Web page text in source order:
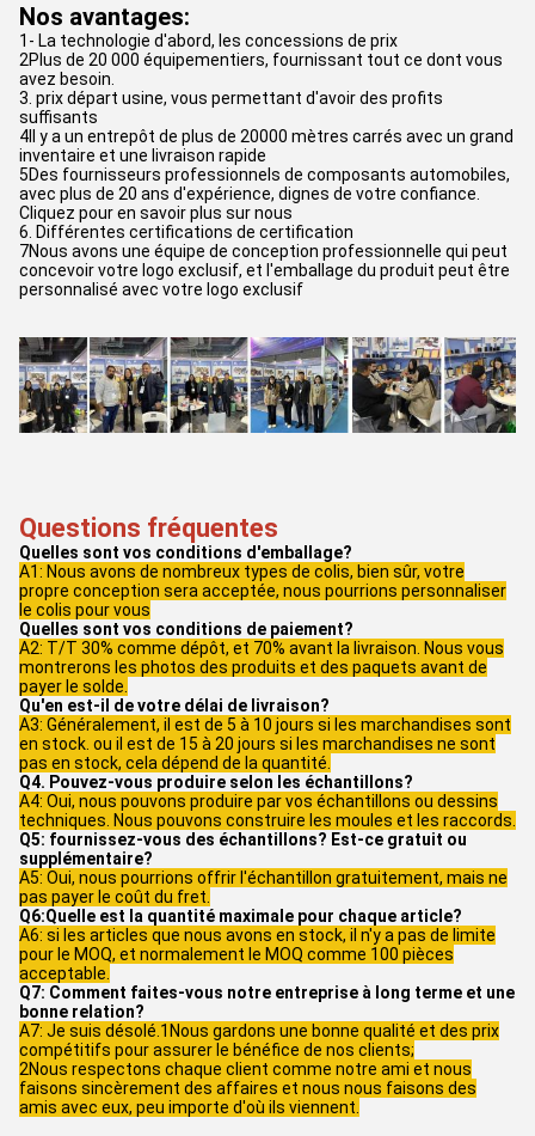
Nos avantages:
1- La technologie d'abord, les concessions de prix
2Plus de 20 000 équipementiers, fournissant tout ce dont vous
avez besoin.
3. prix départ usine, vous permettant d'avoir des profits
suffisants
4Il y a un entrepôt de plus de 20000 mètres carrés avec un grand
inventaire et une livraison rapide
5Des fournisseurs professionnels de composants automobiles,
avec plus de 20 ans d'expérience, dignes de votre confiance.
Cliquez pour en savoir plus sur nous
6. Différentes certifications de certification
7Nous avons une équipe de conception professionnelle qui peut
concevoir votre logo exclusif, et l'emballage du produit peut être
personnalisé avec votre logo exclusif
Questions fréquentes
Quelles sont vos conditions d'emballage?
A1: Nous avons de nombreux types de colis, bien sûr, votre
propre conception sera acceptée, nous pourrions personnaliser
le colis pour vous
Quelles sont vos conditions de paiement?
A2: T/T 30% comme dépôt, et 70% avant la livraison. Nous vous
montrerons les photos des produits et des paquets avant de
payer le solde.
Qu'en est-il de votre délai de livraison?
A3: Généralement, il est de 5 à 10 jours si les marchandises sont
en stock. ou il est de 15 à 20 jours si les marchandises ne sont
pas en stock, cela dépend de la quantité.
Q4. Pouvez-vous produire selon les échantillons?
A4: Oui, nous pouvons produire par vos échantillons ou dessins
techniques. Nous pouvons construire les moules et les raccords.
Q5: fournissez-vous des échantillons? Est-ce gratuit ou
supplémentaire?
A5: Oui, nous pourrions offrir l'échantillon gratuitement, mais ne
pas payer le coût du fret.
Q6:Quelle est la quantité maximale pour chaque article?
A6: si les articles que nous avons en stock, il n'y a pas de limite
pour le MOQ, et normalement le MOQ comme 100 pièces
acceptable.
Q7: Comment faites-vous notre entreprise à long terme et une
bonne relation?
A7: Je suis désolé.1Nous gardons une bonne qualité et des prix
compétitifs pour assurer le bénéfice de nos clients;
2Nous respectons chaque client comme notre ami et nous
faisons sincèrement des affaires et nous nous faisons des
amis avec eux, peu importe d'où ils viennent.